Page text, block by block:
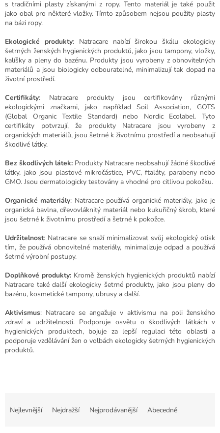
s tradičními plasty získanými z ropy. Tento materiál je také použit
jako obal pro některé vložky. Tímto způsobem nejsou použity plasty
na bázi ropy.
Ekologické produkty: Natracare nabízí širokou škálu ekologicky
šetrných ženských hygienických produktů, jako jsou tampony, vložky,
kalíšky a pleny do bazénu. Produkty jsou vyrobeny z obnovitelných
materiálů a jsou biologicky odbouratelné, minimalizují tak dopad na
životní prostředí.
Certifikáty: Natracare produkty jsou certifikovány různými
ekologickými značkami, jako například Soil Association, GOTS
(Global Organic Textile Standard) nebo Nordic Ecolabel. Tyto
certifikáty potvrzují, že produkty Natracare jsou vyrobeny z
organických materiálů, jsou šetrné k životnímu prostředí a neobsahují
škodlivé látky.
Bez škodlivých látek: Produkty Natracare neobsahují žádné škodlivé
látky, jako jsou plastové mikročástice, PVC, ftaláty, parabeny nebo
GMO. Jsou dermatologicky testovány a vhodné pro citlivou pokožku.
Organické materiály: Natracare používá organické materiály, jako je
organická bavlna, dřevovláknitý materiál nebo kukuřičný škrob, které
jsou šetrné k životnímu prostředí a šetrné k pokožce.
Udržitelnost: Natracare se snaží minimalizovat svůj ekologický otisk
tím, že používá obnovitelné materiály, minimalizuje odpad a používá
šetrné výrobní postupy.
Doplňkové produkty: Kromě ženských hygienických produktů nabízí
Natracare také další ekologicky šetrné produkty, jako jsou pleny do
bazénu, kosmetické tampony, ubrusy a další.
Aktivismus: Natracare se angažuje v aktivismu na poli ženského
zdraví a udržitelnosti. Podporuje osvětu o škodlivých látkách v
hygienických produktech, bojuje za lepší regulaci této oblasti a
podporuje vzdělávání žen o volbách ekologicky šetrných hygienických
produktů.
Nejlevnější Nejdražší Nejprodávanější Abecedně